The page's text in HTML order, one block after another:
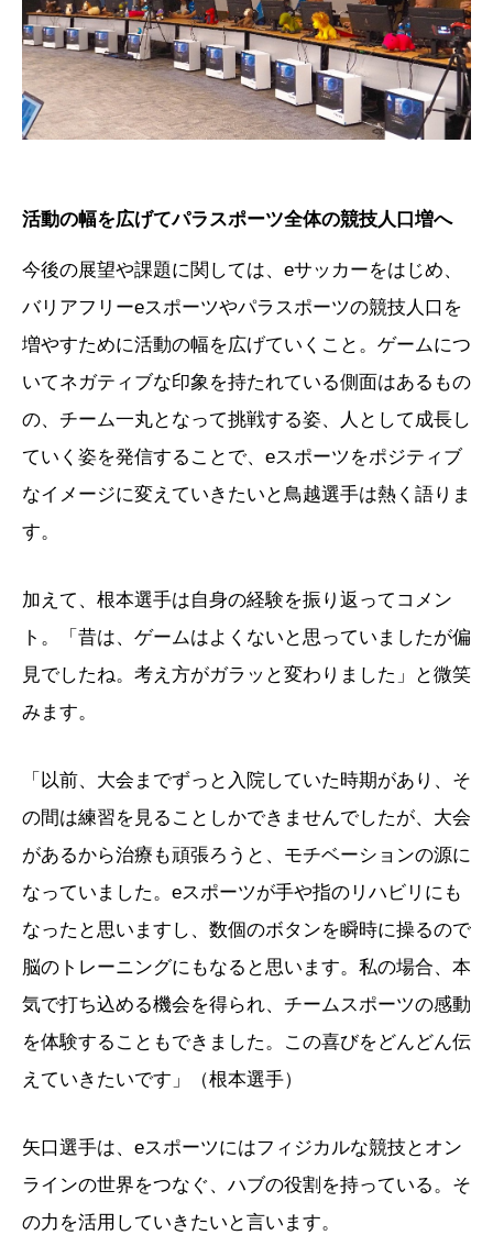
活動の幅を広げてパラスポーツ全体の競技人口増へ
今後の展望や課題に関しては、eサッカーをはじめ、
バリアフリーeスポーツやパラスポーツの競技人口を
増やすために活動の幅を広げていくこと。ゲームにつ
いてネガティブな印象を持たれている側面はあるもの
の、チーム一丸となって挑戦する姿、人として成長し
ていく姿を発信することで、eスポーツをポジティブ
なイメージに変えていきたいと鳥越選手は熱く語りま
す。
加えて、根本選手は自身の経験を振り返ってコメン
ト。「昔は、ゲームはよくないと思っていましたが偏
見でしたね。考え方がガラッと変わりました」と微笑
みます。
「以前、大会までずっと入院していた時期があり、そ
の間は練習を見ることしかできませんでしたが、大会
があるから治療も頑張ろうと、モチベーションの源に
なっていました。eスポーツが手や指のリハビリにも
なったと思いますし、数個のボタンを瞬時に操るので
脳のトレーニングにもなると思います。私の場合、本
気で打ち込める機会を得られ、チームスポーツの感動
を体験することもできました。この喜びをどんどん伝
えていきたいです」（根本選手）
矢口選手は、eスポーツにはフィジカルな競技とオン
ラインの世界をつなぐ、ハブの役割を持っている。そ
の力を活用していきたいと言います。